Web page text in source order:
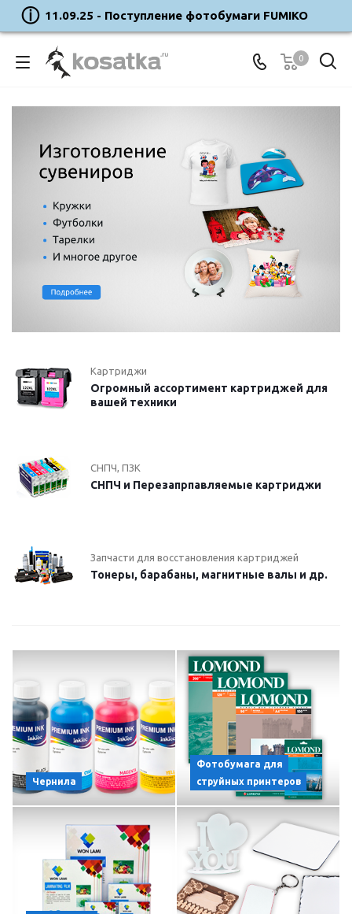
11.09.25 - Поступление фотобумаги FUMIKO
0
Картриджи
Огромный ассортимент картриджей для
вашей техники
СНПЧ, ПЗК
СНПЧ и Перезапрпавляемые картриджи
Запчасти для восстановления картриджей
Тонеры, барабаны, магнитные валы и др.
Чернила
Фотобумага для
струйных принтеров